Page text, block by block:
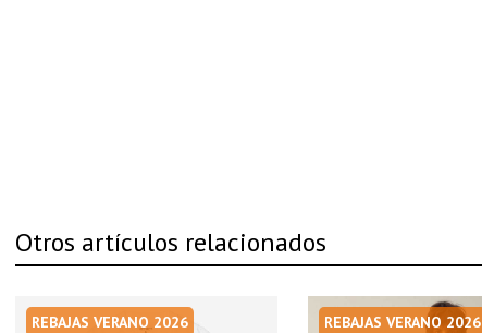
Otros artículos relacionados
REBAJAS VERANO 2026 REBAJAS VERANO 2026